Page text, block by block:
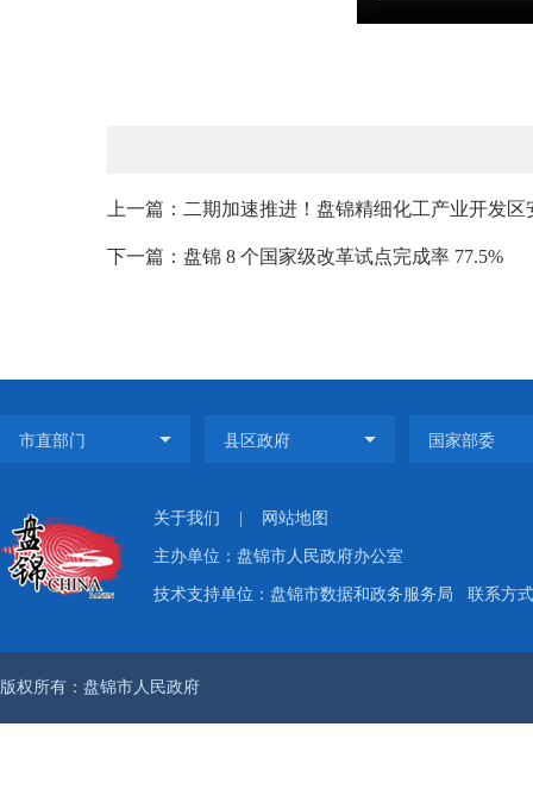
上一篇：二期加速推进！盘锦精细化工产业开发区
下一篇：盘锦 8 个国家级改革试点完成率 77.5%
关于我们 网站地图
主办单位：盘锦市人民政府办公室
技术支持单位：盘锦市数据和政务服务局 联系方
版权所有：盘锦市人民政府